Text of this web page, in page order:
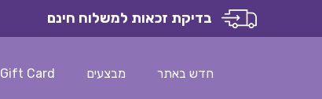
בדיקת זכאות למשלוח חינם
חדש באתר מבצעים Gift Card